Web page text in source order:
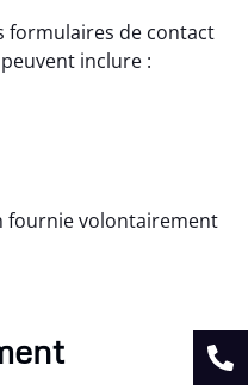
formulaires de contact
inclure :
fournie volontairement